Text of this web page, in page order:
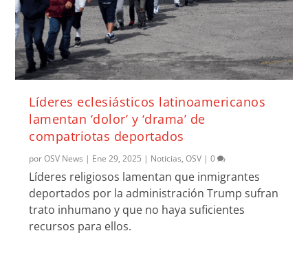
Líderes eclesiásticos latinoamericanos
lamentan ‘dolor’ y ‘drama’ de
compatriotas deportados
porOSV News | Ene 29, 2025 | Noticias,OSV |0
Líderes religiosos lamentan que inmigrantes
deportados por la administración Trump sufran
trato inhumano y que no haya suficientes
recursos para ellos.